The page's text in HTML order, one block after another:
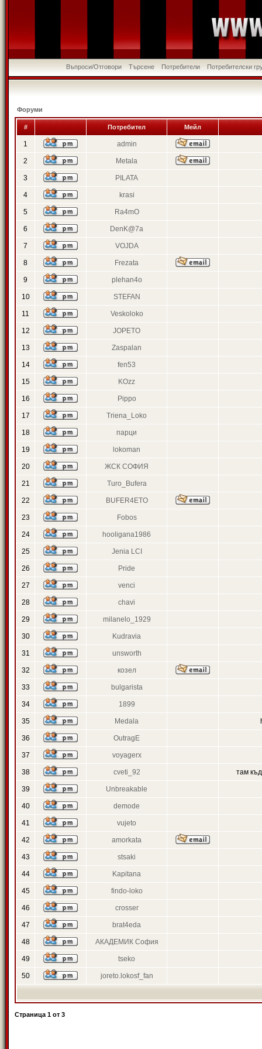
Въпроси/Отговори Търсене Потребители Потребителски
Форуми
# Потребител Мейл
1 admin
2 Metala
3 PILATA
4 krasi
5 Ra4mO
6 DenK@7a
7 VOJDA
8 Frezata
9 plehan4o
10 STEFAN
11 Veskoloko
12 JOPETO
13 Zaspalan
14 fen53
15 KOzz
16 Pippo
17 Triena_Loko
18 парци
19 lokoman
20 ЖСК СОФИЯ
21 Turo_Bufera
22 BUFER4ETO
23 Fobos
24 hooligana1986
25 Jenia LCI
26 Pride
27 venci
28 chavi
29 milanelo_1929
30 Kudravia
31 unsworth
32 козел
33 bulgarista
34 1899
35 Medala
36 OutragE
37 voyagerx
38 cveti_92 там
39 Unbreakable
40 demode
41 vujeto
42 amorkata
43 stsaki
44 Kapitana
45 findo-loko
46 crosser
47 brat4eda
48 АКАДЕМИК София
49 tseko
50 joreto.lokosf_fan
Страница 1 от 3